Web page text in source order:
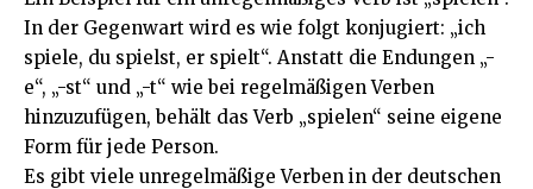
In der Gegenwart wird es wie folgt konjugiert: „ich
spiele, du spielst, er spielt“. Anstatt die Endungen „-
e“, „-st“ und „-t“ wie bei regelmäßigen Verben
hinzuzufügen, behält das Verb „spielen“ seine eigene
Form für jede Person.
Es gibt viele unregelmäßige Verben in der deutschen